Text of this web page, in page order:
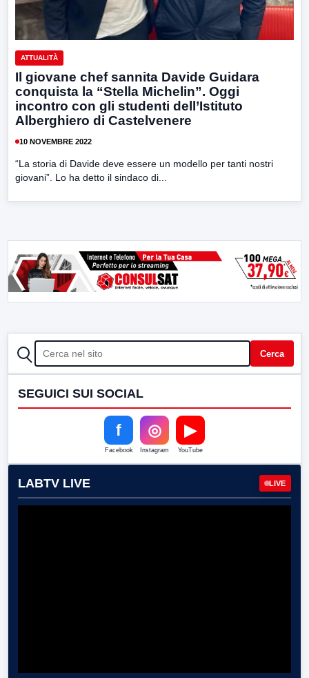
ATTUALITÀ
Il giovane chef sannita Davide Guidara
conquista la “Stella Michelin”. Oggi
incontro con gli studenti dell’Istituto
Alberghiero di Castelvenere
10 NOVEMBRE 2022
“La storia di Davide deve essere un modello per tanti nostri
giovani”. Lo ha detto il sindaco di...
CERCA Cerca
SEGUICI SUI SOCIAL
f
Facebook
◎
Instagram
▶
YouTube
LABTV LIVE LIVE